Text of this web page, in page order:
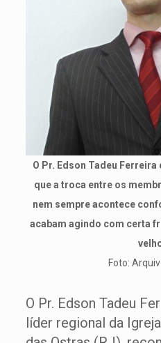
O Pr. Edson Tadeu
que a troca entre os
nem sempre acontece
acabam agindo com certa
Foto:
O Pr. Edson Tadeu
líder regional da